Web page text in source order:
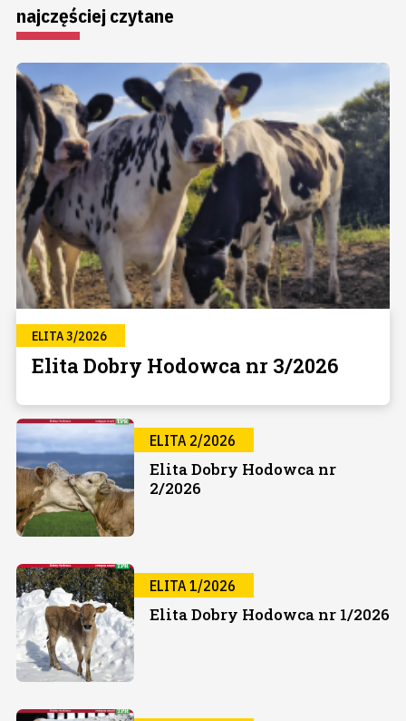
najczęściej czytane
ELITA 3/2026
Elita Dobry Hodowca nr 3/2026
ELITA 2/2026
Elita Dobry Hodowca nr
2/2026
ELITA 1/2026
Elita Dobry Hodowca nr 1/2026